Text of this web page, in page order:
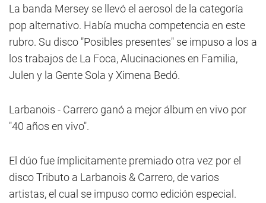
La banda Mersey se llevó el aerosol de la categoría
pop alternativo. Había mucha competencia en este
rubro. Su disco "Posibles presentes" se impuso a los a
los trabajos de La Foca, Alucinaciones en Familia,
Julen y la Gente Sola y Ximena Bedó.
Larbanois - Carrero ganó a mejor álbum en vivo por
"40 años en vivo".
El dúo fue ímplicitamente premiado otra vez por el
disco Tributo a Larbanois & Carrero, de varios
artistas, el cual se impuso como edición especial.